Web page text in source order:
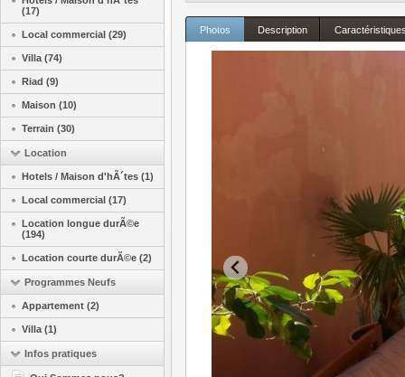
(17)
Local commercial (29)
Villa (74)
Riad (9)
Maison (10)
Terrain (30)
Location
Hotels / Maison d'hÃ´tes (1)
Local commercial (17)
Location longue durÃ©e
(194)
Location courte durÃ©e (2)
Programmes Neufs
Appartement (2)
Villa (1)
Infos pratiques
Photos Description